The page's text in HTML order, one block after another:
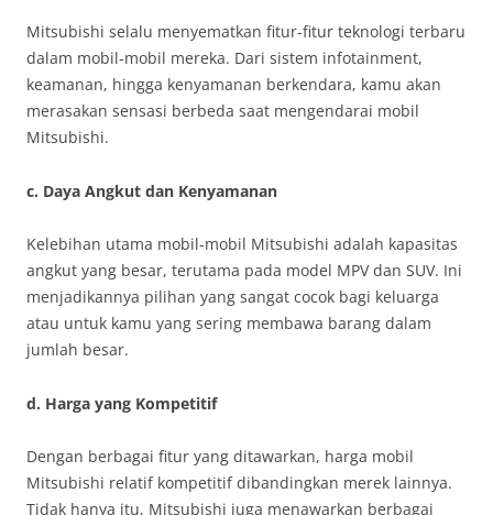
Mitsubishi selalu menyematkan fitur-fitur teknologi terbaru
dalam mobil-mobil mereka. Dari sistem infotainment,
keamanan, hingga kenyamanan berkendara, kamu akan
merasakan sensasi berbeda saat mengendarai mobil
Mitsubishi.
c. Daya Angkut dan Kenyamanan
Kelebihan utama mobil-mobil Mitsubishi adalah kapasitas
angkut yang besar, terutama pada model MPV dan SUV. Ini
menjadikannya pilihan yang sangat cocok bagi keluarga
atau untuk kamu yang sering membawa barang dalam
jumlah besar.
d. Harga yang Kompetitif
Dengan berbagai fitur yang ditawarkan, harga mobil
Mitsubishi relatif kompetitif dibandingkan merek lainnya.
Tidak hanya itu, Mitsubishi juga menawarkan berbagai